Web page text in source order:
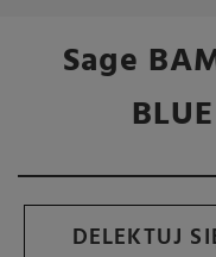
Sage
DELEKTUJ